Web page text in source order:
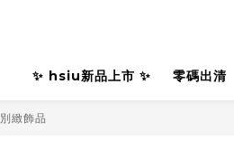
✨ hsiu新品上市 ✨ 零碼出清
別緻飾品